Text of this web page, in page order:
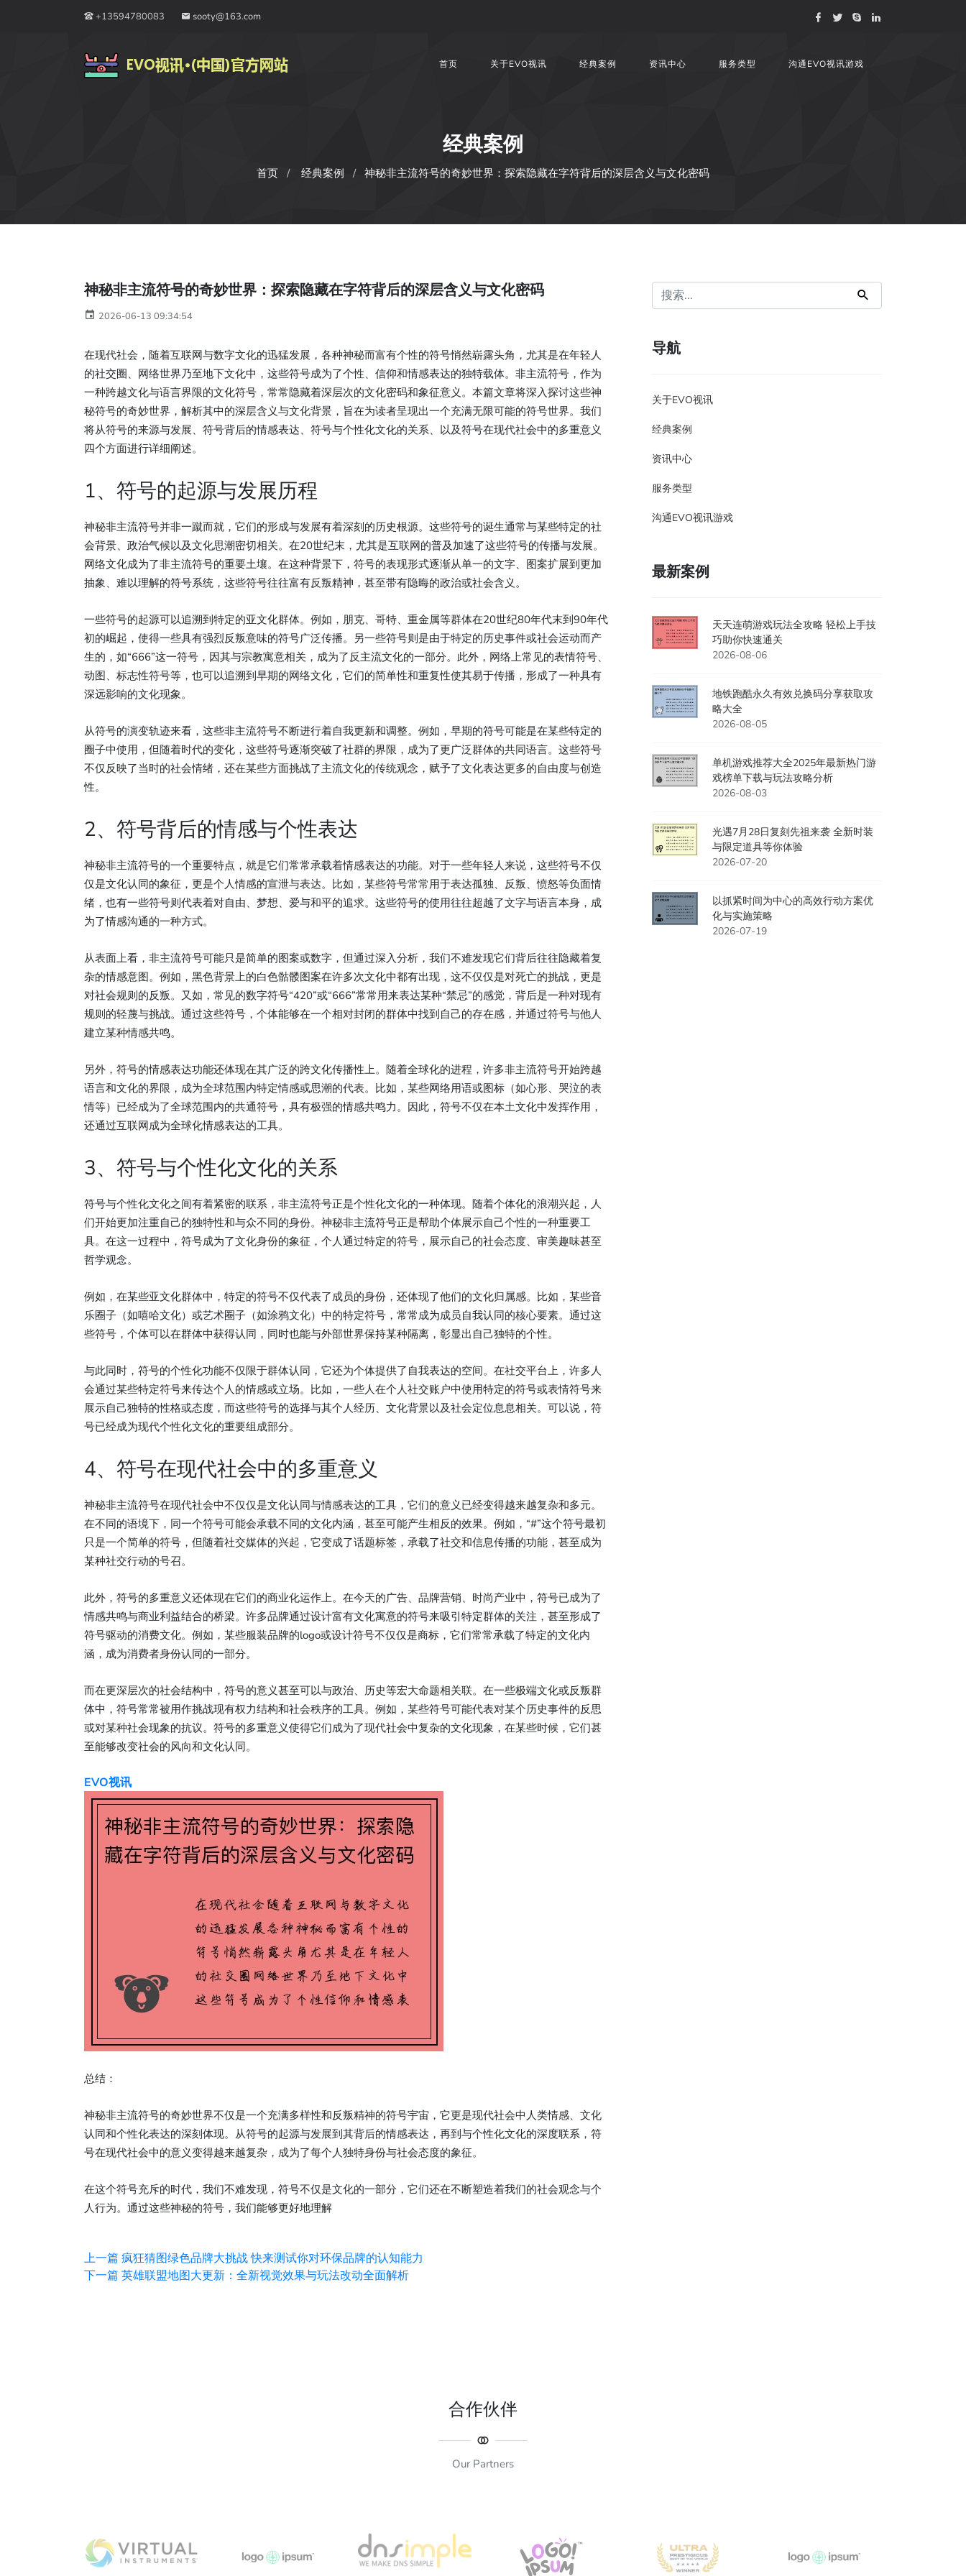
+13594780083 sooty@163.com
首页 关于EVO视讯 经典案例 资讯中心 服务类型 沟通EVO视讯游戏
经典案例
首页 经典案例 神秘非主流符号的奇妙世界：探索隐藏在字符背后的深层含义与文化密码
神秘非主流符号的奇妙世界：探索隐藏在字符背后的深层含义与文化密码
2026-06-13 09:34:54
在现代社会，随着互联网与数字文化的迅猛发展，各种神秘而富有个性的符号悄然崭露头角，尤其是在年轻人
的社交圈、网络世界乃至地下文化中，这些符号成为了个性、信仰和情感表达的独特载体。非主流符号，作为
一种跨越文化与语言界限的文化符号，常常隐藏着深层次的文化密码和象征意义。本篇文章将深入探讨这些神
秘符号的奇妙世界，解析其中的深层含义与文化背景，旨在为读者呈现出一个充满无限可能的符号世界。我们
将从符号的来源与发展、符号背后的情感表达、符号与个性化文化的关系、以及符号在现代社会中的多重意义
四个方面进行详细阐述。
1、符号的起源与发展历程
神秘非主流符号并非一蹴而就，它们的形成与发展有着深刻的历史根源。这些符号的诞生通常与某些特定的社
会背景、政治气候以及文化思潮密切相关。在20世纪末，尤其是互联网的普及加速了这些符号的传播与发展。
网络文化成为了非主流符号的重要土壤。在这种背景下，符号的表现形式逐渐从单一的文字、图案扩展到更加
抽象、难以理解的符号系统，这些符号往往富有反叛精神，甚至带有隐晦的政治或社会含义。
一些符号的起源可以追溯到特定的亚文化群体。例如，朋克、哥特、重金属等群体在20世纪80年代末到90年代
初的崛起，使得一些具有强烈反叛意味的符号广泛传播。另一些符号则是由于特定的历史事件或社会运动而产
生的，如“666”这一符号，因其与宗教寓意相关，成为了反主流文化的一部分。此外，网络上常见的表情符号、
动图、标志性符号等，也可以追溯到早期的网络文化，它们的简单性和重复性使其易于传播，形成了一种具有
深远影响的文化现象。
从符号的演变轨迹来看，这些非主流符号不断进行着自我更新和调整。例如，早期的符号可能是在某些特定的
圈子中使用，但随着时代的变化，这些符号逐渐突破了社群的界限，成为了更广泛群体的共同语言。这些符号
不仅反映了当时的社会情绪，还在某些方面挑战了主流文化的传统观念，赋予了文化表达更多的自由度与创造
性。
2、符号背后的情感与个性表达
神秘非主流符号的一个重要特点，就是它们常常承载着情感表达的功能。对于一些年轻人来说，这些符号不仅
仅是文化认同的象征，更是个人情感的宣泄与表达。比如，某些符号常常用于表达孤独、反叛、愤怒等负面情
绪，也有一些符号则代表着对自由、梦想、爱与和平的追求。这些符号的使用往往超越了文字与语言本身，成
为了情感沟通的一种方式。
从表面上看，非主流符号可能只是简单的图案或数字，但通过深入分析，我们不难发现它们背后往往隐藏着复
杂的情感意图。例如，黑色背景上的白色骷髅图案在许多次文化中都有出现，这不仅仅是对死亡的挑战，更是
对社会规则的反叛。又如，常见的数字符号“420”或“666”常常用来表达某种“禁忌”的感觉，背后是一种对现有
规则的轻蔑与挑战。通过这些符号，个体能够在一个相对封闭的群体中找到自己的存在感，并通过符号与他人
建立某种情感共鸣。
另外，符号的情感表达功能还体现在其广泛的跨文化传播性上。随着全球化的进程，许多非主流符号开始跨越
语言和文化的界限，成为全球范围内特定情感或思潮的代表。比如，某些网络用语或图标（如心形、哭泣的表
情等）已经成为了全球范围内的共通符号，具有极强的情感共鸣力。因此，符号不仅在本土文化中发挥作用，
还通过互联网成为全球化情感表达的工具。
3、符号与个性化文化的关系
符号与个性化文化之间有着紧密的联系，非主流符号正是个性化文化的一种体现。随着个体化的浪潮兴起，人
们开始更加注重自己的独特性和与众不同的身份。神秘非主流符号正是帮助个体展示自己个性的一种重要工
具。在这一过程中，符号成为了文化身份的象征，个人通过特定的符号，展示自己的社会态度、审美趣味甚至
哲学观念。
例如，在某些亚文化群体中，特定的符号不仅代表了成员的身份，还体现了他们的文化归属感。比如，某些音
乐圈子（如嘻哈文化）或艺术圈子（如涂鸦文化）中的特定符号，常常成为成员自我认同的核心要素。通过这
些符号，个体可以在群体中获得认同，同时也能与外部世界保持某种隔离，彰显出自己独特的个性。
与此同时，符号的个性化功能不仅限于群体认同，它还为个体提供了自我表达的空间。在社交平台上，许多人
会通过某些特定符号来传达个人的情感或立场。比如，一些人在个人社交账户中使用特定的符号或表情符号来
展示自己独特的性格或态度，而这些符号的选择与其个人经历、文化背景以及社会定位息息相关。可以说，符
号已经成为现代个性化文化的重要组成部分。
4、符号在现代社会中的多重意义
神秘非主流符号在现代社会中不仅仅是文化认同与情感表达的工具，它们的意义已经变得越来越复杂和多元。
在不同的语境下，同一个符号可能会承载不同的文化内涵，甚至可能产生相反的效果。例如，“#”这个符号最初
只是一个简单的符号，但随着社交媒体的兴起，它变成了话题标签，承载了社交和信息传播的功能，甚至成为
某种社交行动的号召。
此外，符号的多重意义还体现在它们的商业化运作上。在今天的广告、品牌营销、时尚产业中，符号已成为了
情感共鸣与商业利益结合的桥梁。许多品牌通过设计富有文化寓意的符号来吸引特定群体的关注，甚至形成了
符号驱动的消费文化。例如，某些服装品牌的logo或设计符号不仅仅是商标，它们常常承载了特定的文化内
涵，成为消费者身份认同的一部分。
而在更深层次的社会结构中，符号的意义甚至可以与政治、历史等宏大命题相关联。在一些极端文化或反叛群
体中，符号常常被用作挑战现有权力结构和社会秩序的工具。例如，某些符号可能代表对某个历史事件的反思
或对某种社会现象的抗议。符号的多重意义使得它们成为了现代社会中复杂的文化现象，在某些时候，它们甚
至能够改变社会的风向和文化认同。
EVO视讯
总结：
神秘非主流符号的奇妙世界不仅是一个充满多样性和反叛精神的符号宇宙，它更是现代社会中人类情感、文化
认同和个性化表达的深刻体现。从符号的起源与发展到其背后的情感表达，再到与个性化文化的深度联系，符
号在现代社会中的意义变得越来越复杂，成为了每个人独特身份与社会态度的象征。
在这个符号充斥的时代，我们不难发现，符号不仅是文化的一部分，它们还在不断塑造着我们的社会观念与个
人行为。通过这些神秘的符号，我们能够更好地理解
上一篇 疯狂猜图绿色品牌大挑战 快来测试你对环保品牌的认知能力
下一篇 英雄联盟地图大更新：全新视觉效果与玩法改动全面解析
导航
关于EVO视讯
经典案例
资讯中心
服务类型
沟通EVO视讯游戏
最新案例
天天连萌游戏玩法全攻略 轻松上手技
巧助你快速通关
2026-08-06
地铁跑酷永久有效兑换码分享获取攻
略大全
2026-08-05
单机游戏推荐大全2025年最新热门游
戏榜单下载与玩法攻略分析
2026-08-03
光遇7月28日复刻先祖来袭 全新时装
与限定道具等你体验
2026-07-20
以抓紧时间为中心的高效行动方案优
化与实施策略
2026-07-19
合作伙伴
Our Partners